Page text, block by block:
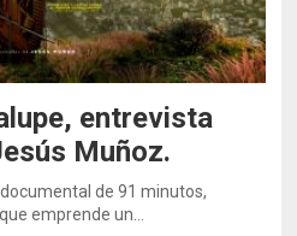
entrevista
Muñoz.
de 91 minutos,
emprende un…